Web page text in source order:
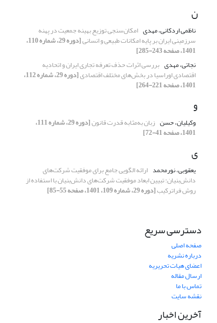
ن
ناظمی اردکانی، مهدی امکان‌سنجی توزیع بهینه جمعیت در پهنه
سرزمینی ایران بر پایه امکانات طبیعی و انسانی [دوره 29، شماره 110،
1401، صفحه 243-285]
نجاتی، مهدی بررسی اثرات حذف تعرفه‌ تجاری ایران و اتحادیه
اقتصادی اوراسیا در بخش‌های مختلف اقتصادی [دوره 29، شماره 112،
1401، صفحه 221-264]
و
وکیلیان، حسن زبان به‌مثابه قدرت قانون [دوره 29، شماره 111،
1401، صفحه 41-72]
ی
یعقوبی، نورمحمد ارائه الگویی جامع برای موفقیت شرکت‌های
دانش‌بنیان: تبیین ابعاد موفقیت شرکت‌های دانش‌بنیان با استفاده از
روش فراترکیب[دوره 29، شماره 109، 1401، صفحه 55-85]
دسترسی سریع
صفحه اصلی
درباره نشریه
اعضای هیات تحریریه
ارسال مقاله
تماس با ما
نقشه سایت
آخرین اخبار